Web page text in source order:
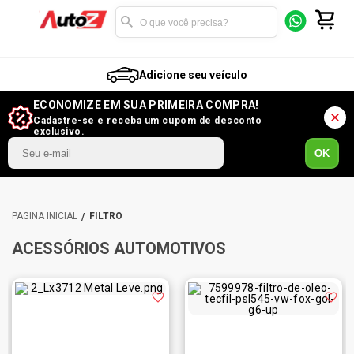
Adicione seu veículo
ECONOMIZE EM SUA PRIMEIRA COMPRA!
Cadastre-se e receba um cupom de desconto
exclusivo.
OK
FILTRO
ACESSÓRIOS AUTOMOTIVOS